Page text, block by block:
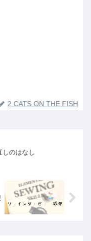
2 CATS ON THE FISH
しのはなし